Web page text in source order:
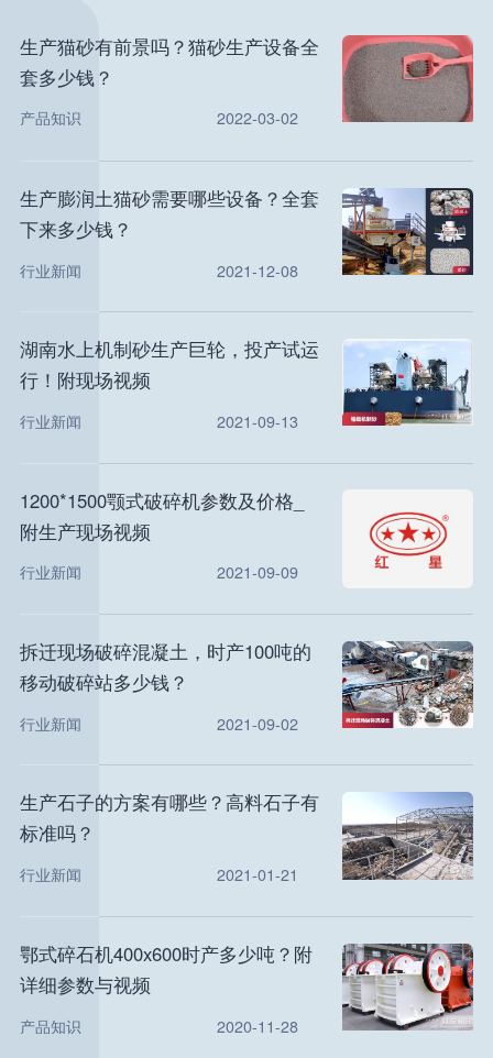
生产猫砂有前景吗？猫砂生产设备全
套多少钱？
产品知识 2022-03-02
生产膨润土猫砂需要哪些设备？全套
下来多少钱？
行业新闻 2021-12-08
湖南水上机制砂生产巨轮，投产试运
行！附现场视频
行业新闻 2021-09-13
1200*1500颚式破碎机参数及价格_
附生产现场视频
行业新闻 2021-09-09
拆迁现场破碎混凝土，时产100吨的
移动破碎站多少钱？
行业新闻 2021-09-02
生产石子的方案有哪些？高料石子有
标准吗？
行业新闻 2021-01-21
鄂式碎石机400x600时产多少吨？附
详细参数与视频
产品知识 2020-11-28